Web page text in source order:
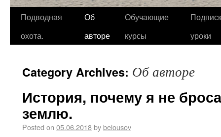
Подводная
охота.
Об
авторе
Обучающие
курсы
уроки
Category Archives: Об авторе
История, почему я не
землю.
Posted on 05.06.2018bybelousov